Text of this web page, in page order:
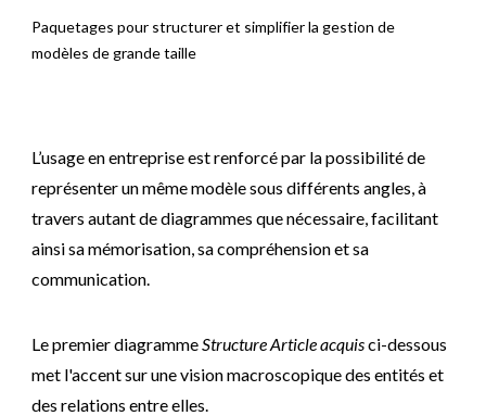
Paquetages pour structurer et simplifier la gestion de
modèles de grande taille
L’usage en entreprise est renforcé par la possibilité de
représenter un même modèle sous différents angles, à
travers autant de diagrammes que nécessaire, facilitant
ainsi sa mémorisation, sa compréhension et sa
communication.
Le premier diagrammeStructure Article acquisci-dessous
met l'accent sur une vision macroscopique des entités et
des relations entre elles.